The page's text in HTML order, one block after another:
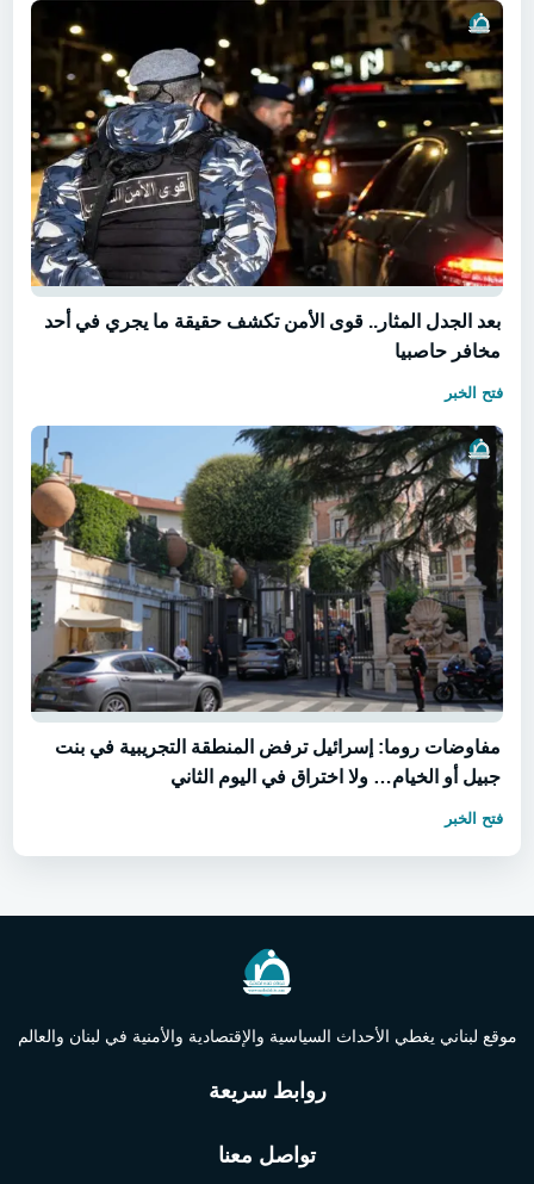
بعد الجدل المثار.. قوى الأمن تكشف حقيقة ما يجري في أحد
مخافر حاصبيا
فتح الخبر
مفاوضات روما: إسرائيل ترفض المنطقة التجريبية في بنت
جبيل أو الخيام… ولا اختراق في اليوم الثاني
فتح الخبر
موقع لبناني يغطي الأحداث السياسية والإقتصادية والأمنية في لبنان والعالم
روابط سريعة
تواصل معنا